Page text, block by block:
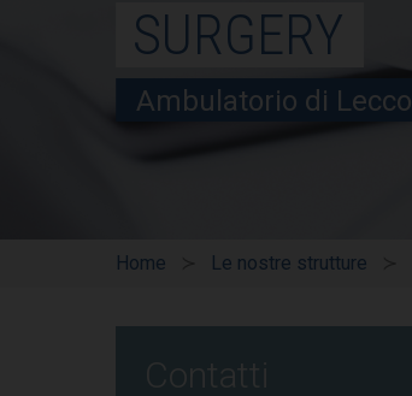
SURGERY
Ambulatorio di Lecco
Home Le nostre strutture